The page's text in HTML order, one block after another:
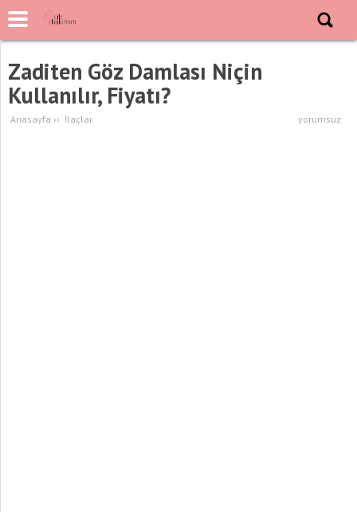
Zaditen Göz Damlası Niçin
Kullanılır, Fiyatı?
Anasayfa ›› İlaçlar yorumsuz